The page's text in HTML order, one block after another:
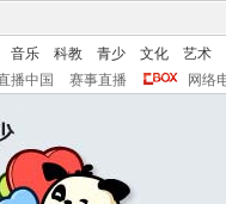
音乐 科教 青少 文化
艺术
播中国 赛事直播 网络